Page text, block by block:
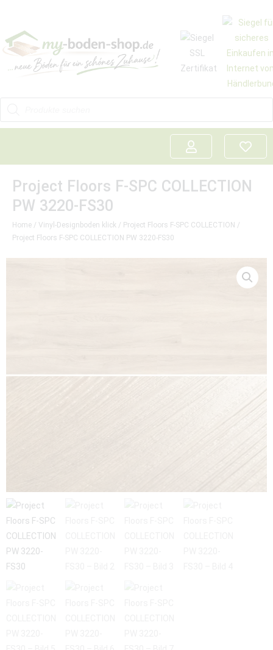
Project Floors F-SPC COLLECTION
PW 3220-FS30
Home / Vinyl-Designboden klick / Project Floors F-SPC COLLECTION /
Project Floors F-SPC COLLECTION PW 3220-FS30